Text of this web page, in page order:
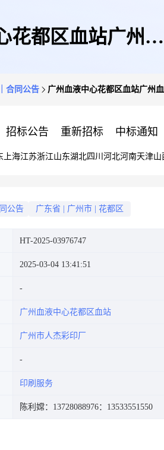
花都区血站广州血
告
合同公告 广州血液中心花都区血站广州
招标公告 重新招标 中标通知
上海江苏浙江山东湖北四川 河北河南天津山
公告 广东省 广州市 花都区
HT-2025-03976747
2025-03-04 13:41:51
广州血液中心花都区血站
广州市人杰彩印厂
印刷服务
陈利嫦：13728088976：13533551550